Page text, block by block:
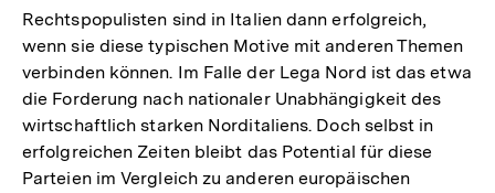
Rechtspopulisten sind in Italien dann erfolgreich,
wenn sie diese typischen Motive mit anderen Themen
verbinden können. Im Falle der Lega Nord ist das etwa
die Forderung nach nationaler Unabhängigkeit des
wirtschaftlich starken Norditaliens. Doch selbst in
erfolgreichen Zeiten bleibt das Potential für diese
Parteien im Vergleich zu anderen europäischen